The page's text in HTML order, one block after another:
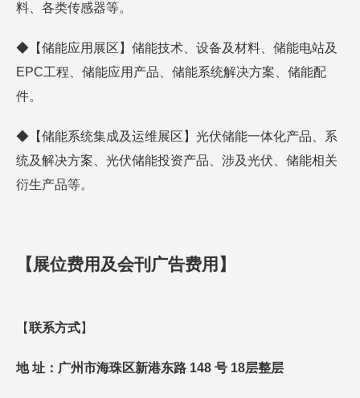
料、各类传感器等。
◆【储能应用展区】储能技术、设备及材料、储能电站及
EPC工程、储能应用产品、储能系统解决方案、储能配
件。
◆【储能系统集成及运维展区】光伏储能一体化产品、系
统及解决方案、光伏储能投资产品、涉及光伏、储能相关
衍生产品等。
【 展位费用及会刊广告费用 】
【联系方式】
地 址：广州市海珠区新港东路 148 号 18层整层